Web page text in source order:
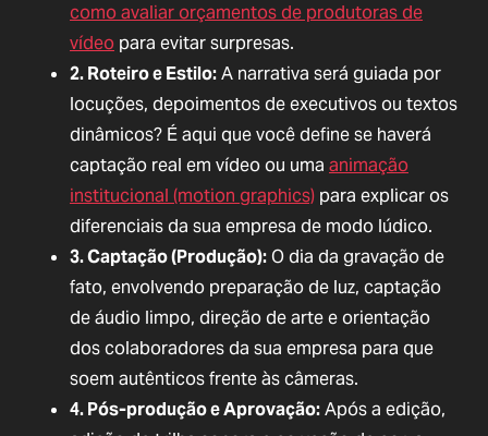
como avaliar orçamentos de produtoras de
vídeo para evitar surpresas.
2. Roteiro e Estilo:A narrativa será guiada por
locuções, depoimentos de executivos ou textos
dinâmicos? É aqui que você define se haverá
captação real em vídeo ou uma animação
institucional (motion graphics) para explicar os
diferenciais da sua empresa de modo lúdico.
3. Captação (Produção):O dia da gravação de
fato, envolvendo preparação de luz, captação
de áudio limpo, direção de arte e orientação
dos colaboradores da sua empresa para que
soem autênticos frente às câmeras.
4. Pós-produção e Aprovação:Após a edição,